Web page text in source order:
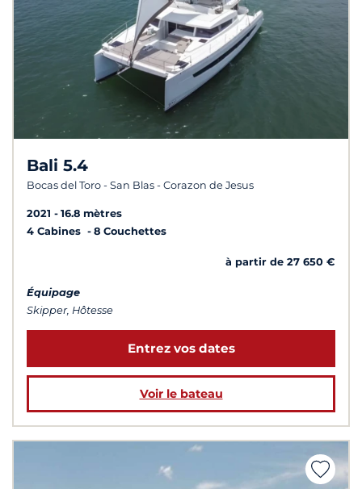
Bali 5.4
Bocas del Toro - San Blas - Corazon de Jesus
2021
16.8 mètres
4 Cabines
8 Couchettes
à partir de 27 650 €
Équipage
Skipper, Hôtesse
Entrez vos dates
Voir le bateau